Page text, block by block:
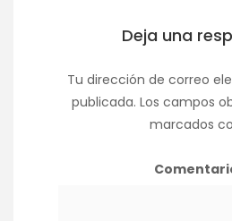
Deja una
Tu dirección de correo
publicada. Los campos
marcados